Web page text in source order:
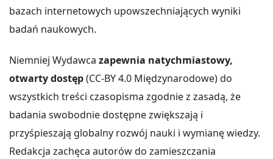
bazach internetowych upowszechniających wyniki
badań naukowych.
Niemniej Wydawca zapewnia natychmiastowy,
otwarty dostęp(CC-BY 4.0 Międzynarodowe) do
wszystkich treści czasopisma zgodnie z zasadą, że
badania swobodnie dostępne zwiększają i
przyśpieszają globalny rozwój nauki i wymianę wiedzy.
Redakcja zachęca autorów do zamieszczania